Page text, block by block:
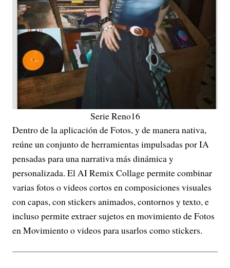
Serie Reno16
Dentro de la aplicación de Fotos, y de manera nativa,
reúne un conjunto de herramientas impulsadas por IA
pensadas para una narrativa más dinámica y
personalizada. El AI Remix Collage permite combinar
varias fotos o videos cortos en composiciones visuales
con capas, con stickers animados, contornos y texto, e
incluso permite extraer sujetos en movimiento de Fotos
en Movimiento o videos para usarlos como stickers.